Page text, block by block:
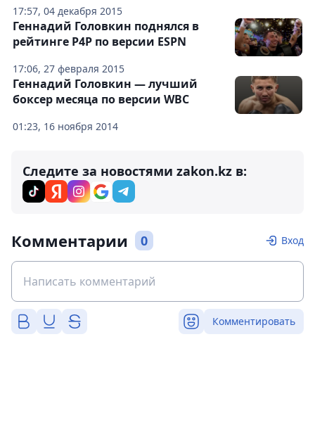
17:57, 04 декабря 2015
17:06, 27 февраля 2015
Геннадий Головкин поднялся в
рейтинге P4P по версии ESPN
01:23, 16 ноября 2014
Геннадий Головкин — лучший
боксер месяца по версии WBC
Следите за новостями zakon.kz в:
Комментарии 0 Вход
Комментировать